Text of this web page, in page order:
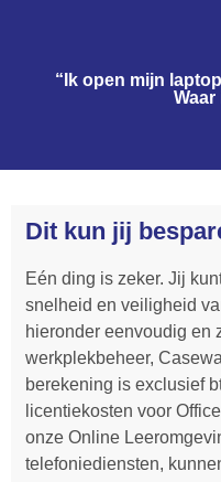
“Ik open mijn
Waar
Dit kun jij
Eén ding is zeker. Jij
snelheid en veiligheid
hieronder eenvoudig en
werkplekbeheer,
berekening is exclusief
licentiekosten voor
onze Online
telefoniediensten,